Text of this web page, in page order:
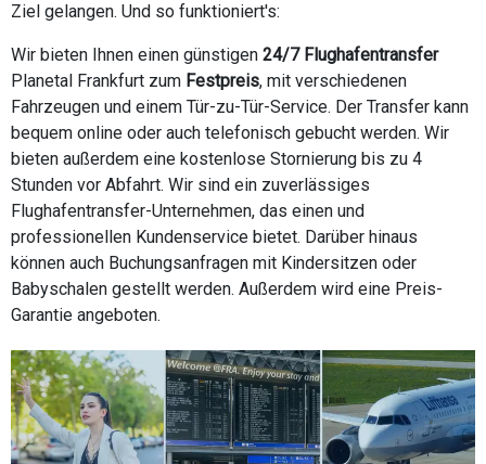
Ziel gelangen. Und so funktioniert's:
Wir bieten Ihnen einen günstigen 24/7 Flughafentransfer
Planetal Frankfurt zum Festpreis, mit verschiedenen
Fahrzeugen und einem Tür-zu-Tür-Service. Der Transfer kann
bequem online oder auch telefonisch gebucht werden. Wir
bieten außerdem eine kostenlose Stornierung bis zu 4
Stunden vor Abfahrt. Wir sind ein zuverlässiges
Flughafentransfer-Unternehmen, das einen und
professionellen Kundenservice bietet. Darüber hinaus
können auch Buchungsanfragen mit Kindersitzen oder
Babyschalen gestellt werden. Außerdem wird eine Preis-
Garantie angeboten.